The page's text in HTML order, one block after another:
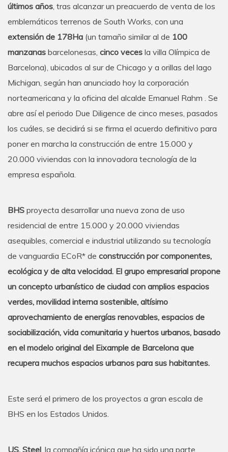
últimos años , tras alcanzar un preacuerdo de venta de los
emblemáticos terrenos de South Works, con una
extensión de 178Ha (un tamaño similar al de 100
manzanas barcelonesas, cinco veces la villa Olímpica de
Barcelona), ubicados al sur de Chicago y a orillas del lago
Michigan, según han anunciado hoy la corporación
norteamericana y la oficina del alcalde Emanuel Rahm . Se
abre así el periodo Due Diligence de cinco meses, pasados
los cuáles, se decidirá si se firma el acuerdo definitivo para
poner en marcha la construcción de entre 15.000 y
20.000 viviendas con la innovadora tecnología de la
empresa española.
BHS proyecta desarrollar una nueva zona de uso
residencial de entre 15.000 y 20.000 viviendas
asequibles, comercial e industrial utilizando su tecnología
de vanguardia ECoR* de construcción por componentes,
ecológica y de alta velocidad. El grupo empresarial propone
un concepto urbanístico de ciudad con amplios espacios
verdes, movilidad interna sostenible, altísimo
aprovechamiento de energías renovables, espacios de
sociabilización, vida comunitaria y huertos urbanos, basado
en el modelo original del Eixample de Barcelona que
recupera muchos espacios urbanos para sus habitantes.
Este será el primero de los proyectos a gran escala de
BHS en los Estados Unidos.
US. Steel , la compañía icónica que ha sido una parte